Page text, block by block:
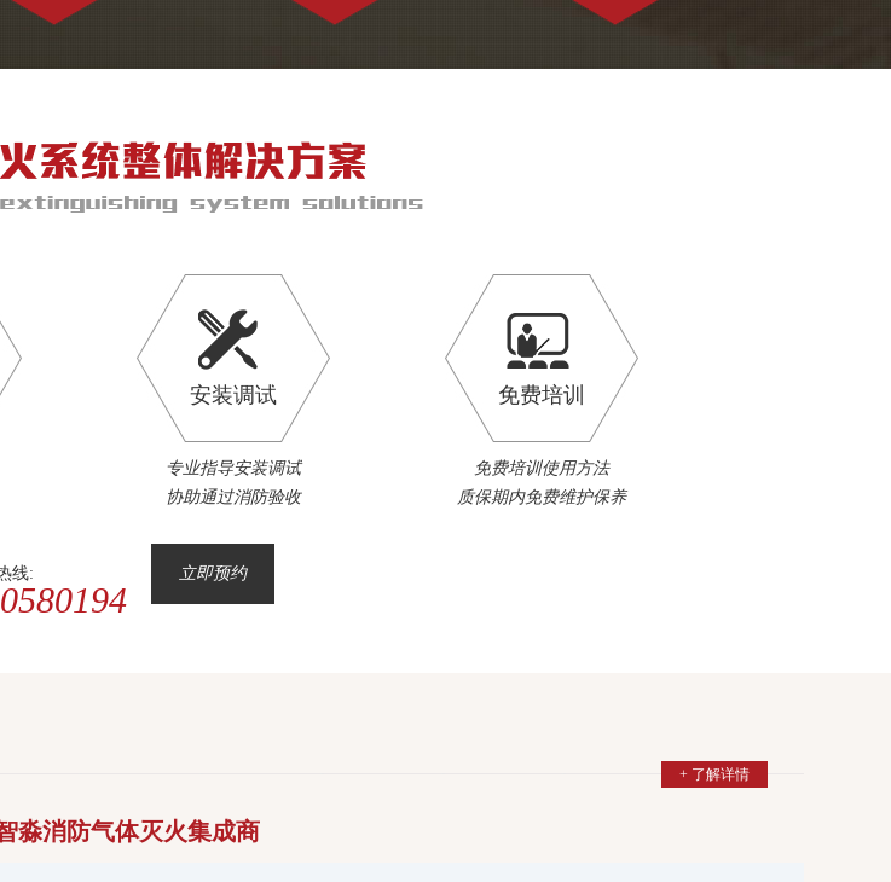
安装调试
专业指导安装调试
协助通过消防验收
免费培训
免费培训使用方法
质保期内免费维护保养
线: 立即预约
+ 了解详情
淼消防气体灭火集成商